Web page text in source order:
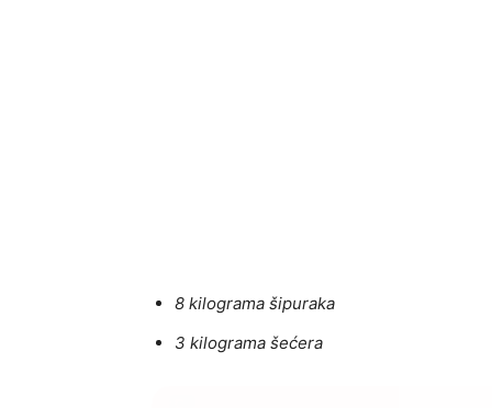
8 kilograma šipuraka
3 kilograma šećera